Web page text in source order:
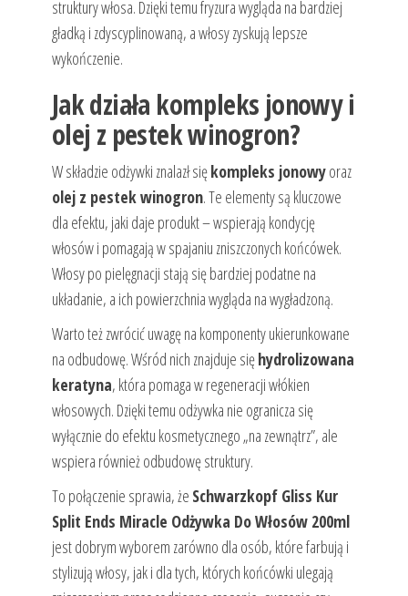
struktury włosa. Dzięki temu fryzura wygląda na bardziej
gładką i zdyscyplinowaną, a włosy zyskują lepsze
wykończenie.
Jak działa kompleks jonowy i
olej z pestek winogron?
W składzie odżywki znalazł siękompleks jonowyoraz
olej z pestek winogron. Te elementy są kluczowe
dla efektu, jaki daje produkt – wspierają kondycję
włosów i pomagają w spajaniu zniszczonych końcówek.
Włosy po pielęgnacji stają się bardziej podatne na
układanie, a ich powierzchnia wygląda na wygładzoną.
Warto też zwrócić uwagę na komponenty ukierunkowane
na odbudowę. Wśród nich znajduje sięhydrolizowana
keratyna, która pomaga w regeneracji włókien
włosowych. Dzięki temu odżywka nie ogranicza się
wyłącznie do efektu kosmetycznego „na zewnątrz”, ale
wspiera również odbudowę struktury.
To połączenie sprawia, że Schwarzkopf Gliss Kur
Split Ends Miracle Odżywka Do Włosów 200ml
jest dobrym wyborem zarówno dla osób, które farbują i
stylizują włosy, jak i dla tych, których końcówki ulegają